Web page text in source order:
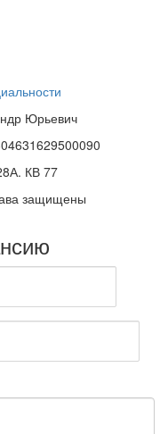
Юрьевич
КВ 77
защищены